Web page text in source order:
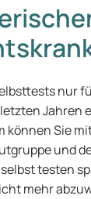
nur
Jahren
können Sie
und
testen
mehr